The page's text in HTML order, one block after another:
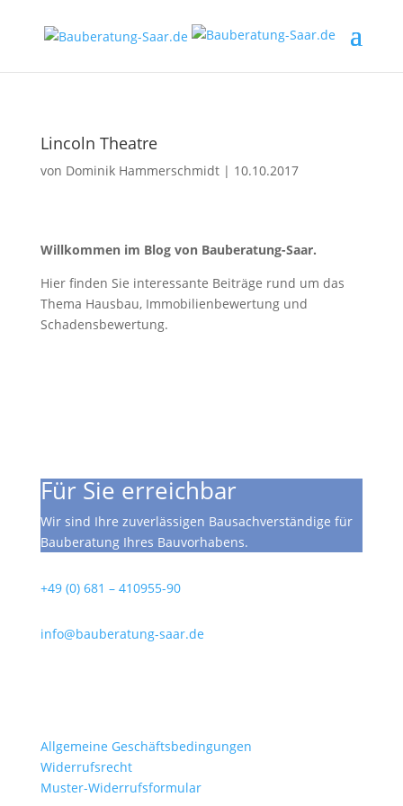
Lincoln Theatre
von Dominik Hammerschmidt| 10.10.2017
Willkommen im Blog von Bauberatung-Saar.
Hier finden Sie interessante Beiträge rund um das
Thema Hausbau, Immobilienbewertung und
Schadensbewertung.
Für Sie erreichbar
Wir sind Ihre zuverlässigen Bausachverständige für
Bauberatung Ihres Bauvorhabens.
+49 (0) 681 – 410955-90
info@bauberatung-saar.de
Allgemeine Geschäftsbedingungen
Widerrufsrecht
Muster-Widerrufsformular